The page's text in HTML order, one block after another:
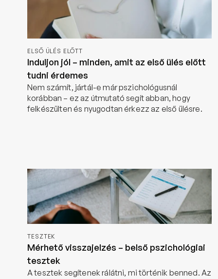
ELSŐ ÜLÉS ELŐTT
Induljon jól – minden, amit az első ülés előtt
tudni érdemes
Nem számít, jártál-e már pszichológusnál
korábban – ez az útmutató segít abban, hogy
felkészülten és nyugodtan érkezz az első ülésre.
TESZTEK
Mérhető visszajelzés – belső pszichológiai
tesztek
A tesztek segítenek rálátni, mi történik benned. Az